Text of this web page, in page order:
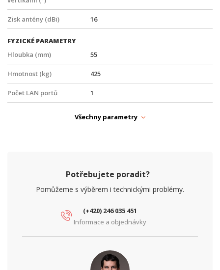
Zisk antény (dBi) 16
FYZICKÉ PARAMETRY
Hloubka (mm)
55
Hmotnost (kg) 425
Počet LAN portů 1
130
PARAMETRY BEZDRÁT
PARAMETRY ETHERNET
10/100/1000/2500
Všechny parametry
Potřebujete poradit?
Pomůžeme s výběrem i technickými problémy.
(+420) 246 035 451
Informace a objednávky